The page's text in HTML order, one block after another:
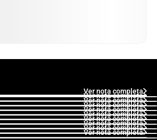
Ver nota completa
Ver nota completa
Ver nota completa
Ver nota completa
Ver nota completa
Ver nota completa
Ver nota completa
Ver nota completa
Ver nota completa
Ver nota completa